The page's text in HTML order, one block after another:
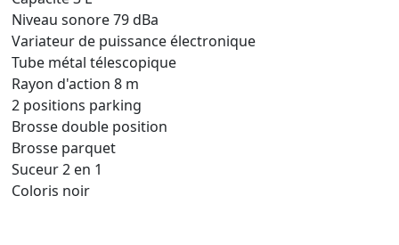
Niveau sonore 79 dBa
Variateur de puissance électronique
Tube métal télescopique
Rayon d'action 8 m
2 positions parking
Brosse double position
Brosse parquet
Suceur 2 en 1
Coloris noir